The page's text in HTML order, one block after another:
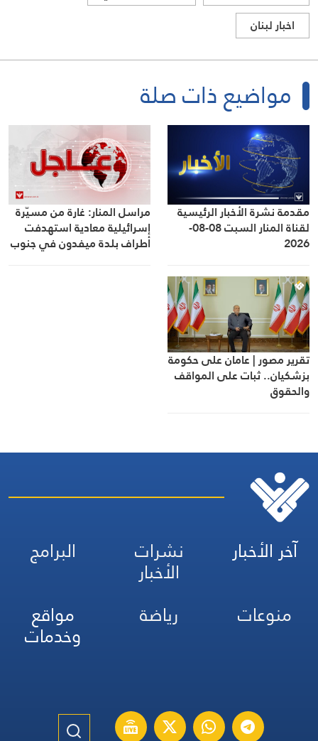
اخبار لبنان
مواضيع ذات صلة
مقدمة نشرة الأخبار الرئيسية
لقناة المنار السبت 08-08-
2026
مراسل المنار: غارة من مسيّرة
إسرائيلية معادية استهدفت
أطراف بلدة ميفدون في جنوب
تقرير مصور | عامان على حكومة
بزشكيان.. ثبات على المواقف
والحقوق
آخر الأخبار نشرات
الأخبار
البرامج
منوعات
رياضة مواقع
وخدمات